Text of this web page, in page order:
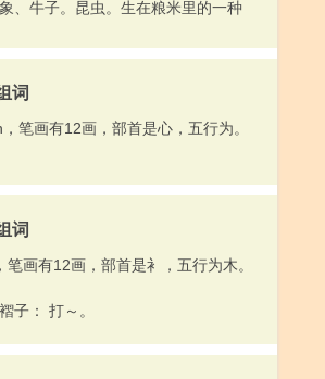
、牛子。昆虫。生在粮米里的一种
词
，笔画有12画，部首是心，五行为。
词
笔画有12画，部首是衤，五行为木。
子： 打～。